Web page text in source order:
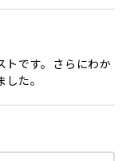
トです。さらにわか
た。